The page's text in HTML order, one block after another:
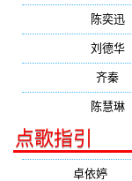
陈奕迅
刘德华
齐秦
陈慧琳
点歌指引
卓依婷